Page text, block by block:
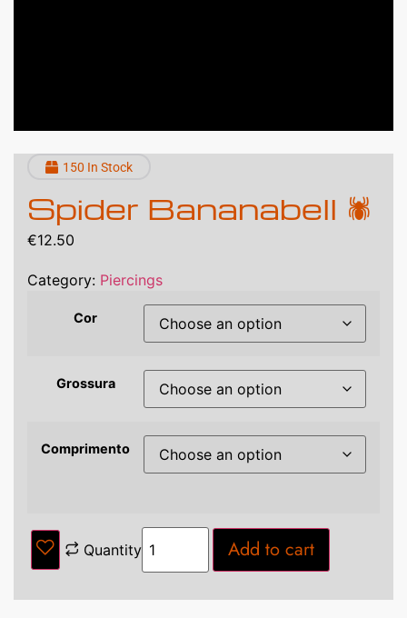
150 In Stock
Spider Bananabell 🕷️
€12.50
Category: Piercings
Cor
Grossura
Comprimento
Quantity Add to cart